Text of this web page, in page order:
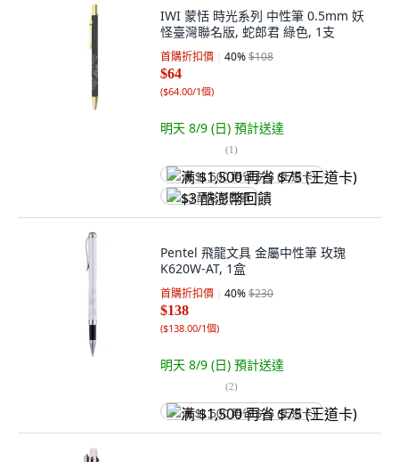
IWI 蒙恬 時光系列 中性筆 0.5mm 妖
怪臺灣聯名版, 蛇郎君 綠色, 1支
首購折扣價 40%$108
$64
($64.00/1個)
明天 8/9 (日) 預計送達
(1)
满 $1,500 再省 $75 (王道卡)
$3 酷澎幣回饋
Pentel 飛龍文具 金屬中性筆 玫瑰
K620W-AT, 1盒
首購折扣價 40%$230
$138
($138.00/1個)
明天 8/9 (日) 預計送達
(2)
满 $1,500 再省 $75 (王道卡)